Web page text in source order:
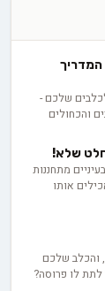
המדריך
שלכם -
והכחולים
אלה מחכים
לשלב אותן
שלא!
מתחננות
אותו
של מתן במבה
שלו,
ונציע
לכשכש בשמחה.
והכלב שלכם
לו פרוסה?